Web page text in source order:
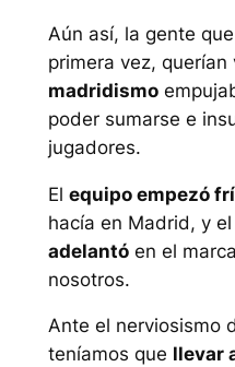
Aún así, la gente
primera vez, querían
madridismo
poder sumarse e
jugadores.
El equipo empezó
hacía en Madrid, y el
adelantóen el
nosotros.
Ante el nerviosismo
teníamos que llevar